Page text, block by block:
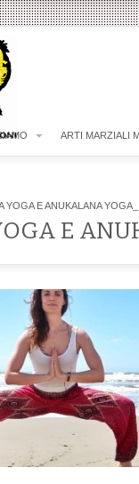
ARTI MARZIALI
YOGA E ANUKALANA YOGA_
E